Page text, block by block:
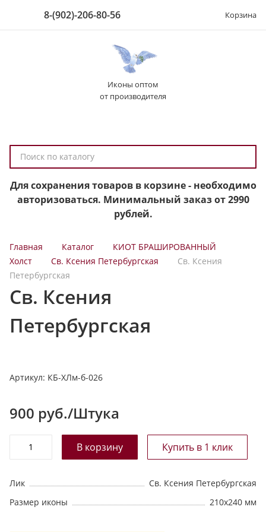
8-(902)-206-80-56 Корзина
Иконы оптом
от производителя
о
и
с
к
а
т
а
о
г
Для сохранения товаров в корзине - необходимо
авторизоваться. Минимальный заказ от 2990
рублей.
Главная Каталог
КИОТ БРАШИРОВАННЫЙ
Холст
Св. Ксения Петербургская
Св. Ксения
Петербургская
Св. Ксения
Петербургская
Артикул: КБ-ХЛм-б-026
900 руб./Штука
Лик
Св. Ксения Петербургская
Размер иконы
210х240 мм